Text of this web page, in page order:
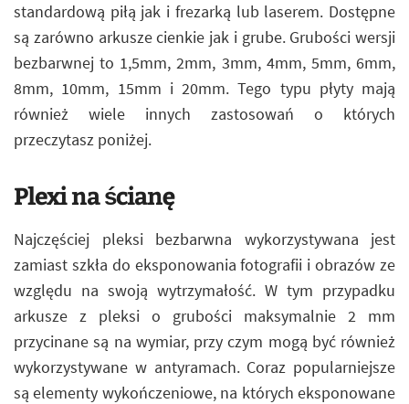
standardową piłą jak i frezarką lub laserem. Dostępne
są zarówno arkusze cienkie jak i grube. Grubości wersji
bezbarwnej to 1,5mm, 2mm, 3mm, 4mm, 5mm, 6mm,
8mm, 10mm, 15mm i 20mm. Tego typu płyty mają
również wiele innych zastosowań o których
przeczytasz poniżej.
Plexi na ścianę
Najczęściej pleksi bezbarwna wykorzystywana jest
zamiast szkła do eksponowania fotografii i obrazów ze
względu na swoją wytrzymałość. W tym przypadku
arkusze z pleksi o grubości maksymalnie 2 mm
przycinane są na wymiar, przy czym mogą być również
wykorzystywane w antyramach. Coraz popularniejsze
są elementy wykończeniowe, na których eksponowane